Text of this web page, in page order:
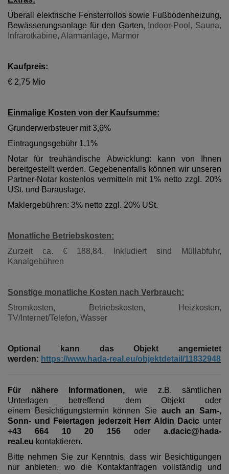
Überall elektrische Fensterrollos sowie Fußbodenheizung,
Bewässerungsanlage für den Garten, Indoor-Pool, Sauna,
Infrarotkabine, Alarmanlage, Marmor
Kaufpreis:
€ 2,75 Mio
Einmalige Kosten von der Kaufsumme:
Grunderwerbsteuer mit 3,6%
Eintragungsgebühr 1,1%
Notar für treuhändische Abwicklung: kann von Ihnen
bereitgestellt werden. Gegebenenfalls können wir unseren
Partner-Notar kostenlos vermitteln mit 1% netto zzgl. 20%
USt. und Barauslage.
Maklergebühren: 3% netto zzgl. 20% USt.
Monatliche Betriebskosten:
Zurzeit ca. € 188,84. Inkludiert sind Müllabfuhr,
Kanalgebühren
Sonstige monatliche Kosten nach Verbrauch:
Stromkosten, Betriebskosten, Heizkosten,
TV/Internet/Telefon, Wasser
Optional kann das Objekt angemietet
werden: https://www.hada-real.eu/objektdetail/11832948
Für nähere Informationen, wie z.B. sämtlichen
Unterlagen betreffend dem Objekt oder
einem Besichtigungstermin können Sie auch an Sam-,
Sonn- und Feiertagen jederzeit Herr Aldin Dacic unter
+43 664 10 20 156
oder a.dacic@hada-
real.eu kontaktieren.
Bitte nehmen Sie zur Kenntnis, dass wir Besichtigungen
nur anbieten, wo die Kontaktanfragen vollständig und